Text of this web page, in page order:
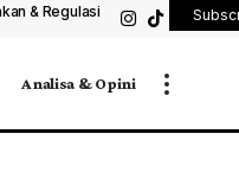
& Regulasi
Analisa & Opini